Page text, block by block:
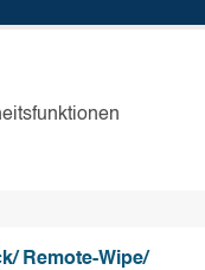
Remote-Wipe/